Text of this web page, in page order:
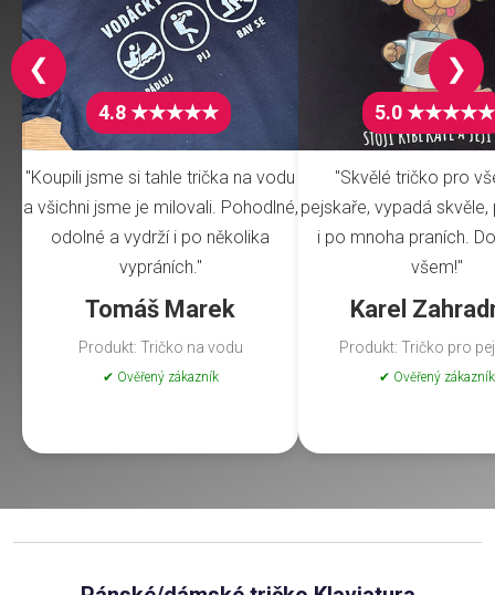
4.8 ★★★★★
"Koupili jsme si tahle trička na vodu
a všichni jsme je milovali. Pohodlné,
odolné a vydrží i po několika
vypráních."
Tomáš Marek
Produkt: Tričko na vodu
✔ Ověřený zákazník
5.0 ★★★★★
"Skvělé tričko pro
pejskaře, vypadá
i po mnoha praních.
všem!"
Karel
Produkt: Tričko pro
✔ Ověřený zákazník
❮ ❯